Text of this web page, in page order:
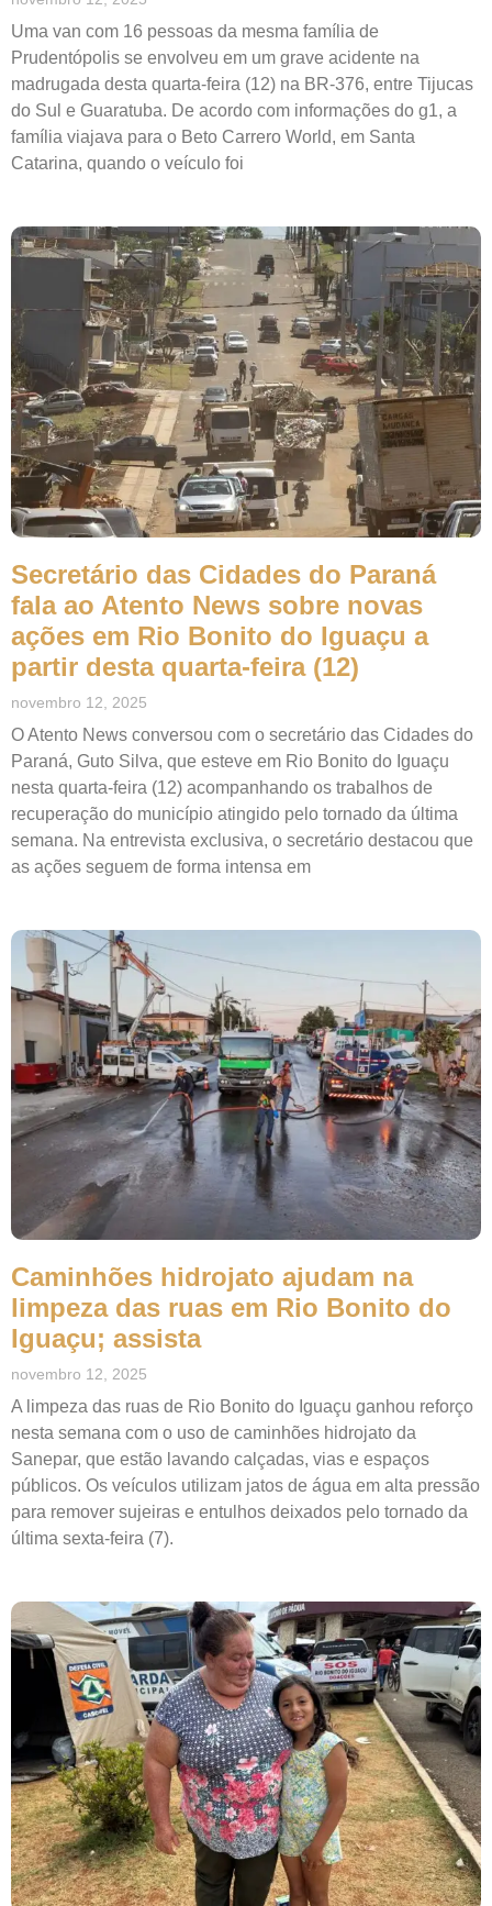
Uma van com 16 pessoas da mesma família de
Prudentópolis se envolveu em um grave acidente na
madrugada desta quarta-feira (12) na BR-376, entre Tijucas
do Sul e Guaratuba. De acordo com informações do g1, a
família viajava para o Beto Carrero World, em Santa
Catarina, quando o veículo foi
Secretário das Cidades do Paraná
fala ao Atento News sobre novas
ações em Rio Bonito do Iguaçu a
partir desta quarta-feira (12)
novembro 12, 2025
O Atento News conversou com o secretário das Cidades do
Paraná, Guto Silva, que esteve em Rio Bonito do Iguaçu
nesta quarta-feira (12) acompanhando os trabalhos de
recuperação do município atingido pelo tornado da última
semana. Na entrevista exclusiva, o secretário destacou que
as ações seguem de forma intensa em
Caminhões hidrojato ajudam na
limpeza das ruas em Rio Bonito do
Iguaçu; assista
novembro 12, 2025
A limpeza das ruas de Rio Bonito do Iguaçu ganhou reforço
nesta semana com o uso de caminhões hidrojato da
Sanepar, que estão lavando calçadas, vias e espaços
públicos. Os veículos utilizam jatos de água em alta pressão
para remover sujeiras e entulhos deixados pelo tornado da
última sexta-feira (7).